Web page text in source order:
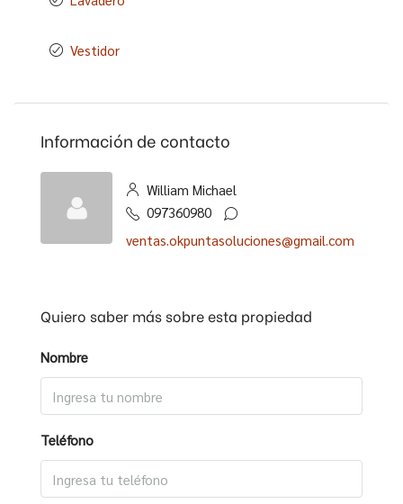
Vestidor
Información de contacto
William Michael
097360980
ventas.okpuntasoluciones@gmail.com
Quiero saber más sobre esta propiedad
Nombre
Teléfono